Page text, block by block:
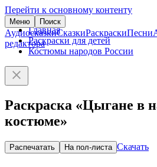
Перейти к основному контенту
Меню Поиск
АудиосказкиСказкиРаскраскиПесни
редактора
Главная
Раскраски для детей
Костюмы народов России
Раскраска «Цыгане в
костюме»
Распечатать На пол-листа Скачать